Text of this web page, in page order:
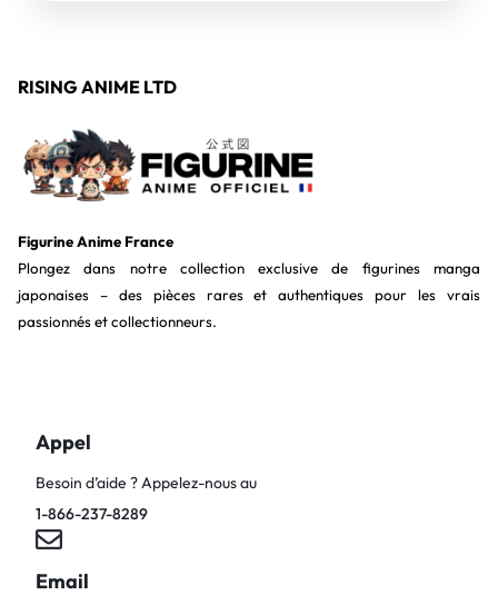
RISING ANIME LTD
Figurine Anime France
Plongez dans notre collection exclusive de figurines manga
japonaises – des pièces rares et authentiques pour les vrais
passionnés et collectionneurs.
Appel
Besoin d’aide ? Appelez-nous au
1-866-237-8289
Email